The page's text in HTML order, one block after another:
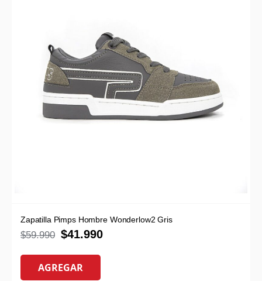
Zapatilla Pimps Hombre Wonderlow2 Gris
$59.990 $41.990
AGREGAR